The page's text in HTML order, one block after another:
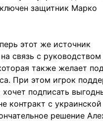
защитник Марко
этот же источник
связь с руководством
также желает
При этом игрок
подписать
контракт с украинской
решение